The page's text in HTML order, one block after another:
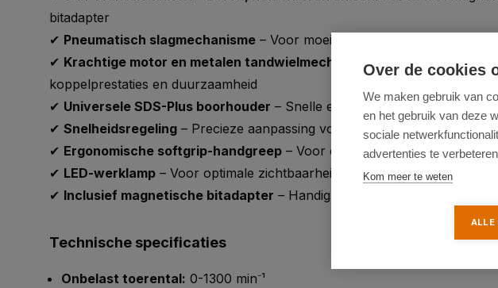
bitadapter
✔ Pneumatisch slagmechanisme – Voor moeiteloos boren in beton
✔ Krachtige motor en metalen tandwielmechanisme
– Voor hoge
koppelprestaties en duurzaamheid
✔ Universele SDS-Plus boorhouder – Snelle en eenvoudige wissel van
✔ Snelheidsregeling – Precieze aanpassing voor delicate toepassingen
✔ Ergonomische softgrip-handgreep – Voor een stevige en
✔ LED-werklamp – Voor optimale zichtbaarheid op de werkplek
✔ Inclusief magnetische bitadapter – Handig voor
Technische specificaties
Onbelast toerental: 0-1300 min⁻¹
Over de cookies
We maken gebruik van
en het gebruik van deze
sociale
advertenties te
Kom meer te weten
ALLE